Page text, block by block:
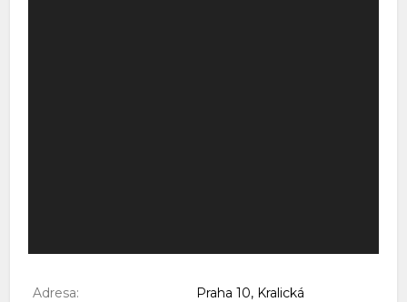
Adresa:
Praha 10, Kralická